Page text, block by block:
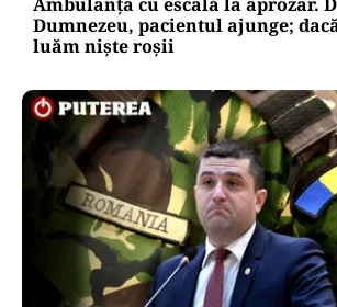
Dumnezeu, pacientul ajunge;
luăm niște roșii